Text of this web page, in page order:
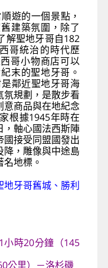
遊的一個景點，
建築氛圍，除了
解聖地牙哥自182
哥統治的時代歷
哥小物商店可以
末的聖地牙哥。
鄰近聖地牙哥海
規劃，是散步看
意商品與在地紀念
根據1945年時在
，軸心國法西斯陣
國接受同盟國發出
降，雕像與中途島
地標。
地牙哥舊城、勝利
小時20分鐘（145
車站
公里）－洛杉磯